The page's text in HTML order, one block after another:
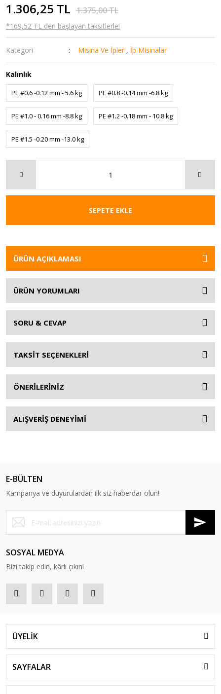
1.306,25 TL 1.375,00 TL
*169,52 TL den başlayan taksitlerle!
Kategori Misina Ve İpler , İp Misinalar
Kalınlık
PE #0.6 -0.12 mm - 5.6 kg PE #0.8 -0.14 mm -6.8 kg
PE #1.0 - 0.16 mm -8.8 kg PE #1.2 -0.18 mm - 10.8 kg
PE #1.5 -0.20 mm -13.0 kg
SEPETE EKLE
ÜRÜN AÇIKLAMASI
ÜRÜN YORUMLARI
SORU & CEVAP
TAKSİT SEÇENEKLERİ
ÖNERİLERİNİZ
ALIŞVERİŞ DENEYİMİ
E-BÜLTEN
Kampanya ve duyurulardan ilk siz haberdar olun!
SOSYAL MEDYA
Bizi takip edin, kârlı çıkın!
ÜYELİK
SAYFALAR